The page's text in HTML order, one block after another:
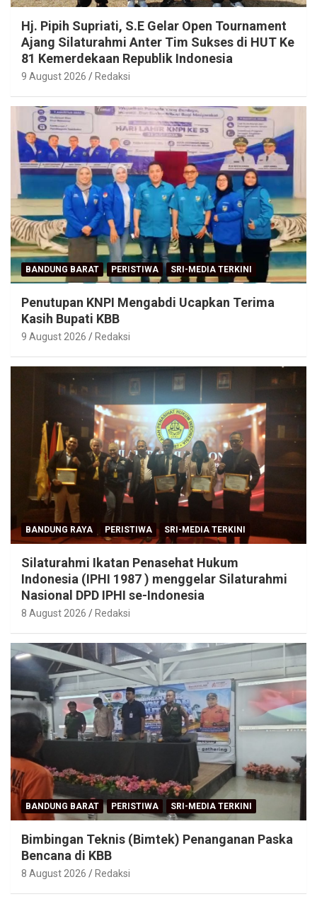
Hj. Pipih Supriati, S.E Gelar Open Tournament
Ajang Silaturahmi Anter Tim Sukses di HUT Ke
81 Kemerdekaan Republik Indonesia
9 August 2026 Redaksi
BANDUNG BARAT PERISTIWA SRI-MEDIA TERKINI
Penutupan KNPI Mengabdi Ucapkan Terima
Kasih Bupati KBB
9 August 2026 Redaksi
BANDUNG RAYA PERISTIWA SRI-MEDIA TERKINI
Silaturahmi Ikatan Penasehat Hukum
Indonesia (IPHI 1987 ) menggelar Silaturahmi
Nasional DPD IPHI se-Indonesia
8 August 2026 Redaksi
BANDUNG BARAT PERISTIWA SRI-MEDIA TERKINI
Bimbingan Teknis (Bimtek) Penanganan Paska
Bencana di KBB
8 August 2026 Redaksi